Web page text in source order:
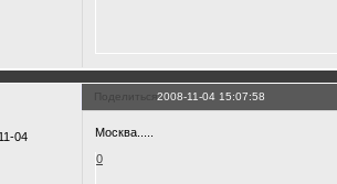
Поделиться2008-11-04 15:07:58
04
Москва.....
0